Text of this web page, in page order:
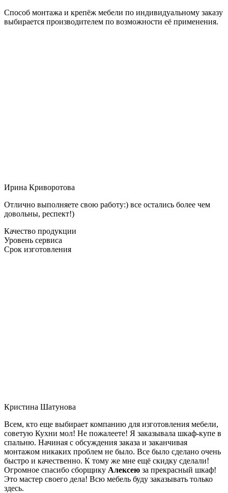
Способ монтажа и крепёж мебели по индивидуальному заказу
выбирается производителем по возможности её применения.
Ирина Криворотова
Отлично выполняете свою работу:) все остались более чем
довольны, респект!)
Качество продукции
Уровень сервиса
Срок изготовления
Кристина Шатунова
Всем, кто еще выбирает компанию для изготовления мебели,
советую Кухни мол! Не пожалеете! Я заказывала шкаф-купе в
спальню. Начиная с обсуждения заказа и заканчивая
монтажом никаких проблем не было. Все было сделано очень
быстро и качественно. К тому же мне ещё скидку сделали!
Огромное спасибо сборщику Алексею за прекрасный шкаф!
Это мастер своего дела! Всю мебель буду заказывать только
здесь.